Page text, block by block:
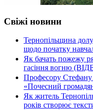
Свіжі новини
Тернопільщина
щодо початку
Як бачать пожежу
гасіння вогню
Професору
«Почесний
Як житель
років створює